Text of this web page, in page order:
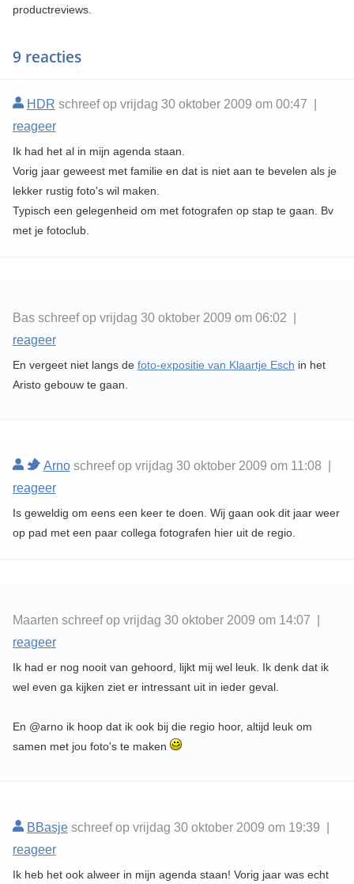
productreviews.
9 reacties
HDR schreef op vrijdag 30 oktober 2009 om 00:47 |
reageer
Ik had het al in mijn agenda staan.
Vorig jaar geweest met familie en dat is niet aan te bevelen als je
lekker rustig foto's wil maken.
Typisch een gelegenheid om met fotografen op stap te gaan. Bv
met je fotoclub.
Bas schreef op vrijdag 30 oktober 2009 om 06:02 |
reageer
En vergeet niet langs de foto-expositie van Klaartje Esch in het
Aristo gebouw te gaan.
Arnoschreef op vrijdag 30 oktober 2009 om 11:08 |
reageer
Is geweldig om eens een keer te doen. Wij gaan ook dit jaar weer
op pad met een paar collega fotografen hier uit de regio.
Maarten schreef op vrijdag 30 oktober 2009 om 14:07 |
reageer
Ik had er nog nooit van gehoord, lijkt mij wel leuk. Ik denk dat ik
wel even ga kijken ziet er intressant uit in ieder geval.
En @arno ik hoop dat ik ook bij die regio hoor, altijd leuk om
samen met jou foto's te maken
BBasjeschreef op vrijdag 30 oktober 2009 om 19:39 |
reageer
Ik heb het ook alweer in mijn agenda staan! Vorig jaar was echt